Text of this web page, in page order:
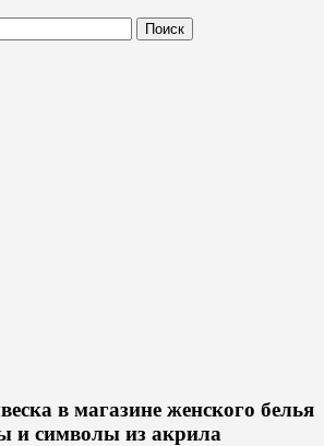
Поиск
в магазине женского белья
и символы из акрила